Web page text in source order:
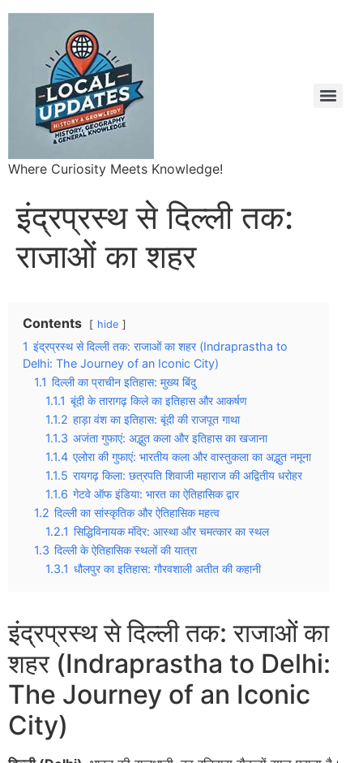
Where Curiosity Meets Knowledge!
इंद्रप्रस्थ से दिल्ली तक:
राजाओं का शहर
Contents hide
1 इंद्रप्रस्थ से दिल्ली तक: राजाओं का शहर (Indraprastha to
Delhi: The Journey of an Iconic City)
1.1 दिल्ली का प्राचीन इतिहास: मुख्य बिंदु
1.1.1 बूंदी के तारागढ़ किले का इतिहास और आकर्षण
1.1.2 हाड़ा वंश का इतिहास: बूंदी की राजपूत गाथा
1.1.3 अजंता गुफाएं: अद्भुत कला और इतिहास का खजाना
1.1.4 एलोरा की गुफाएं: भारतीय कला और वास्तुकला का अद्भुत नमूना
1.1.5 रायगढ़ किला: छत्रपति शिवाजी महाराज की अद्वितीय धरोहर
1.1.6 गेटवे ऑफ इंडिया: भारत का ऐतिहासिक द्वार
1.2 दिल्ली का सांस्कृतिक और ऐतिहासिक महत्व
1.2.1 सिद्धिविनायक मंदिर: आस्था और चमत्कार का स्थल
1.3 दिल्ली के ऐतिहासिक स्थलों की यात्रा
1.3.1 धौलपुर का इतिहास: गौरवशाली अतीत की कहानी
इंद्रप्रस्थ से दिल्ली तक: राजाओं का
शहर (Indraprastha to Delhi:
The Journey of an Iconic
City)